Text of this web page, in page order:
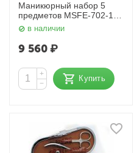
Маникюрный набор 5
предметов MSFE-702-1
SM Zinger
в наличии
9 560₽
+
−
Купить